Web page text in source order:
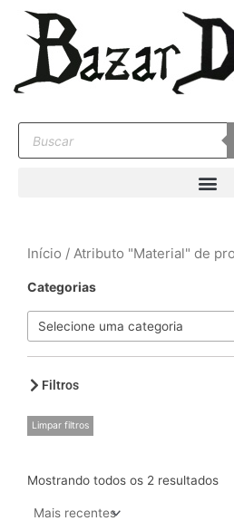
conteúdo
Pesquisar
produtos
Início / Atributo "Material" de
Categorias
Selecione uma categoria
Filtros
Limpar filtros
Mostrando todos os 2 resultados